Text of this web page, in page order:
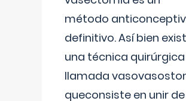
método
definitivo. Así bien
una técnica quirúrgica
llamada
queconsiste en unir de